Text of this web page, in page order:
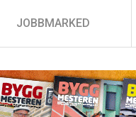
JOBBMARKED